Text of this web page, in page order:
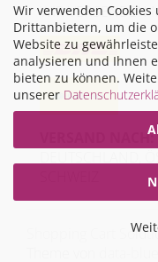
Wir verwenden
Drittanbietern, um die
Website zu
analysieren und Ihnen
bieten zu können.
unserer
WIR VERSENDEN
VERSAND NACH:
Shopping Cart